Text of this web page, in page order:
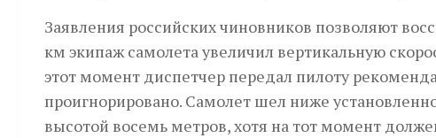
Заявления российских чиновников позволяют
км экипаж самолета увеличил вертикальную
этот момент диспетчер передал пилоту
проигнорировано. Самолет шел ниже
высотой восемь метров, хотя на тот момент